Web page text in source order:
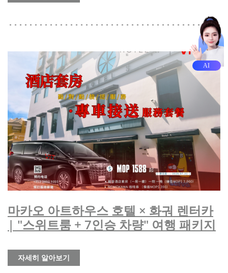
마카오 아트하우스 호텔 × 화궈 렌터카
| "스위트룸 + 7인승 차량" 여행 패키지
자세히 알아보기
AI